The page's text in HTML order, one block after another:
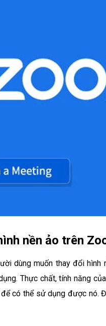
nền ảo trên
dùng muốn thay đổi hình
Thực chất, tính năng
có thể sử dụng được nó.